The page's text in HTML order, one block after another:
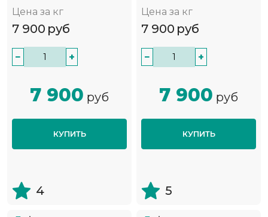
Цена за кг
7 900 руб
− +
7 900 руб
КУПИТЬ
4
Цена за кг
7 900 руб
− +
7 900 руб
КУПИТЬ
5